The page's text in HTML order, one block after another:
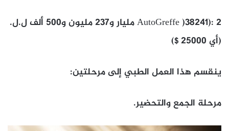
AutoGreffe )38241): 2 مليار و237 مليون و500 ألف ل.ل.
(أي 25000 $)
ينقسم هذا العمل الطبي إلى مرحلتين:
مرحلة الجمع والتحضير.